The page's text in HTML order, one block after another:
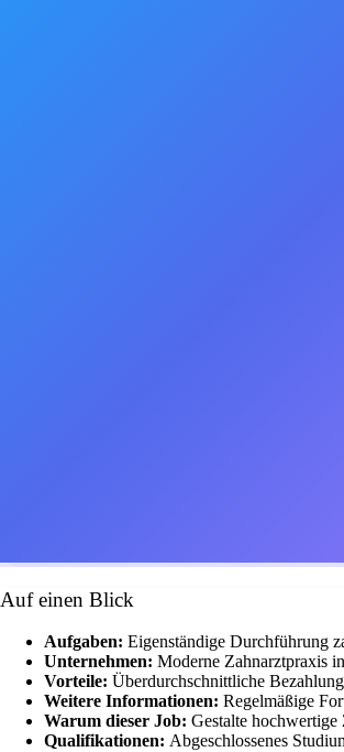
Auf einen Blick
Aufgaben: Eigenständige Durchführung
Unternehmen: Moderne Zahnarztpraxis
Vorteile: Überdurchschnittliche
Weitere Informationen: Regelmäßige
Warum dieser Job: Gestalte
Qualifikationen: Abgeschlossenes